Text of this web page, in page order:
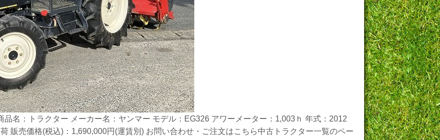
名：トラクター メーカー名：ヤンマー モデル：EG326 アワーメーター：1,003ｈ 年式：2012
販売価格(税込)：1,690,000円(運賃別) お問い合わせ・ご注文はこちら中古トラクター一覧のペー